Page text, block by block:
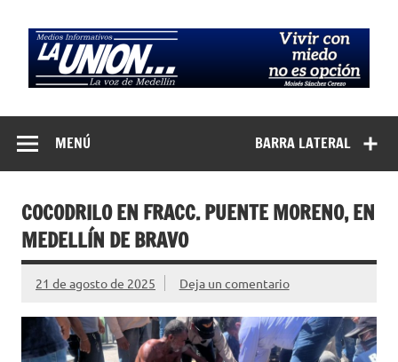
contenido
Medios
Informativos La
Unión…
BARRA LATERAL
MENÚ
COCODRILO EN FRACC. PUENTE MORENO, EN
MEDELLÍN DE BRAVO
21 de agosto de 2025 Deja un comentario